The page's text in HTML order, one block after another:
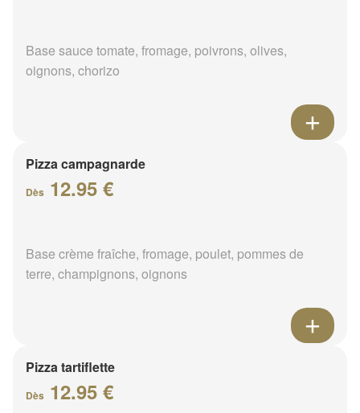
Base sauce tomate, fromage, poivrons, olives,
oignons, chorizo
Pizza campagnarde
Dès 12.95 €
Base crème fraîche, fromage, poulet, pommes de
terre, champignons, oignons
Pizza tartiflette
Dès 12.95 €